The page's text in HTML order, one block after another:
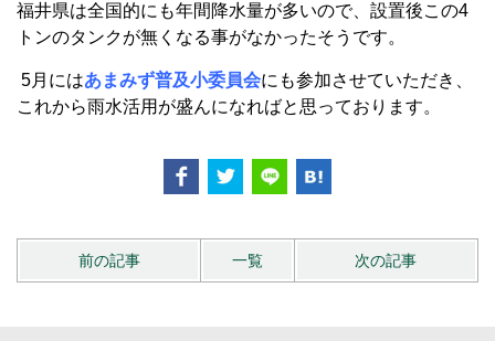
福井県は全国的にも年間降水量が多いので、設置後この4
トンのタンクが無くなる事がなかったそうです。
5月にはあまみず普及小委員会にも参加させていただき、
これから雨水活用が盛んになればと思っております。
前の記事 一覧 次の記事